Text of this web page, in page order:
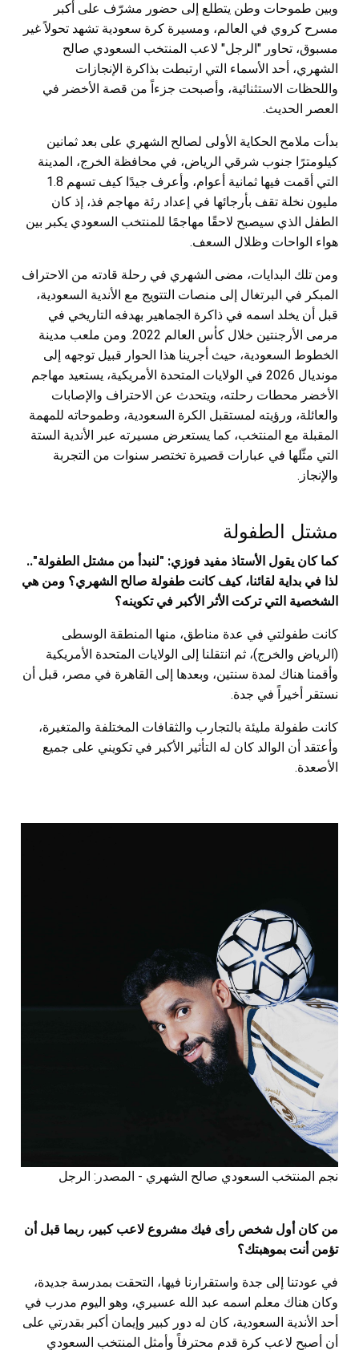
وبين طموحات وطن يتطلع إلى حضور مشرّف على أكبر
مسرح كروي في العالم، ومسيرة كرة سعودية تشهد تحولاً غير
مسبوق، تحاور "الرجل" لاعب المنتخب السعودي صالح
الشهري، أحد الأسماء التي ارتبطت بذاكرة الإنجازات
واللحظات الاستثنائية، وأصبحت جزءاً من قصة الأخضر في
العصر الحديث.
بدأت ملامح الحكاية الأولى لصالح الشهري على بعد ثمانين
كيلومترًا جنوب شرقي الرياض، في محافظة الخرج، المدينة
التي أقمت فيها ثمانية أعوام، وأعرف جيدًا كيف تسهم 1.8
مليون نخلة تقف بأرجائها في إعداد رئة مهاجم فذ، إذ كان
الطفل الذي سيصبح لاحقًا مهاجمًا للمنتخب السعودي يكبر بين
هواء الواحات وظلال السعف.
ومن تلك البدايات، مضى الشهري في رحلة قادته من الاحتراف
المبكر في البرتغال إلى منصات التتويج مع الأندية السعودية،
قبل أن يخلد اسمه في ذاكرة الجماهير بهدفه التاريخي في
مرمى الأرجنتين خلال كأس العالم 2022. ومن ملعب مدينة
الخطوط السعودية، حيث أجرينا هذا الحوار قبيل توجهه إلى
مونديال 2026 في الولايات المتحدة الأمريكية، يستعيد مهاجم
الأخضر محطات رحلته، ويتحدث عن الاحتراف والإصابات
والعائلة، ورؤيته لمستقبل الكرة السعودية، وطموحاته للمهمة
المقبلة مع المنتخب، كما يستعرض مسيرته عبر الأندية الستة
التي مثّلها في عبارات قصيرة تختصر سنوات من التجربة
والإنجاز.
مشتل الطفولة
كما كان يقول الأستاذ مفيد فوزي: "لنبدأ من مشتل الطفولة"..
لذا في بداية لقائنا، كيف كانت طفولة صالح الشهري؟ ومن هي
الشخصية التي تركت الأثر الأكبر في تكوينه؟
كانت طفولتي في عدة مناطق، منها المنطقة الوسطى
(الرياض والخرج)، ثم انتقلنا إلى الولايات المتحدة الأمريكية
وأقمنا هناك لمدة سنتين، وبعدها إلى القاهرة في مصر، قبل أن
نستقر أخيراً في جدة.
كانت طفولة مليئة بالتجارب والثقافات المختلفة والمتغيرة،
وأعتقد أن الوالد كان له التأثير الأكبر في تكويني على جميع
الأصعدة.
نجم المنتخب السعودي صالح الشهري - المصدر: الرجل
من كان أول شخص رأى فيك مشروع لاعب كبير، ربما قبل أن
تؤمن أنت بموهبتك؟
في عودتنا إلى جدة واستقرارنا فيها، التحقت بمدرسة جديدة،
وكان هناك معلم اسمه عبد الله عسيري، وهو اليوم مدرب في
أحد الأندية السعودية، كان له دور كبير وإيمان أكبر بقدرتي على
أن أصبح لاعب كرة قدم محترفاً وأمثل المنتخب السعودي